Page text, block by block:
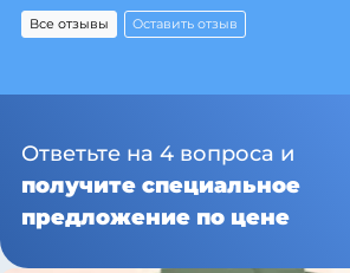
Все отзывы Оставить отзыв
Ответьте на 4 вопроса и
получите специальное
предложение по цене